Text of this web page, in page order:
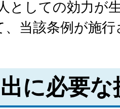
としての効力が
、当該条例が施
に必要な